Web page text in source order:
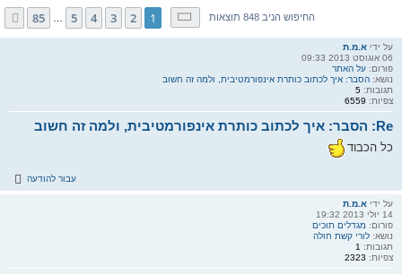
החיפוש הניב 848 תוצאות דף1מתוך85
1
2
3
4
5
85 הבא
על ידי א.מ.ת
06 אוגוסט 2013 09:33
פורום: על האתר
נושא: הסבר: איך לכתוב כותרת אינפורמטיבית, ולמה זה חשוב
תגובות: 5
צפיות: 6559
Re: הסבר: איך לכתוב כותרת אינפורמטיבית, ולמה זה חשוב
כל הכבוד
עבור להודעה
על ידי א.מ.ת
14 יולי 2013 19:32
פורום: מגדלים תוכים
נושא: לורי קשת חולה
תגובות:
צפיות: 2323